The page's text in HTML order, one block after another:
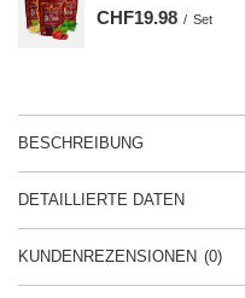
CHF19.98 / Set
BESCHREIBUNG
DETAILLIERTE DATEN
KUNDENREZENSIONEN (0)